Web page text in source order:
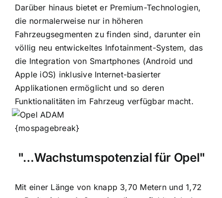
Darüber hinaus bietet er Premium-Technologien,
die normalerweise nur in höheren
Fahrzeugsegmenten zu finden sind, darunter ein
völlig neu entwickeltes Infotainment-System, das
die Integration von Smartphones (Android und
Apple iOS) inklusive Internet-basierter
Applikationen ermöglicht und so deren
Funktionalitäten im Fahrzeug verfügbar macht.
{mospagebreak}
"…Wachstumspotenzial für Opel"
Mit einer Länge von knapp 3,70 Metern und 1,72